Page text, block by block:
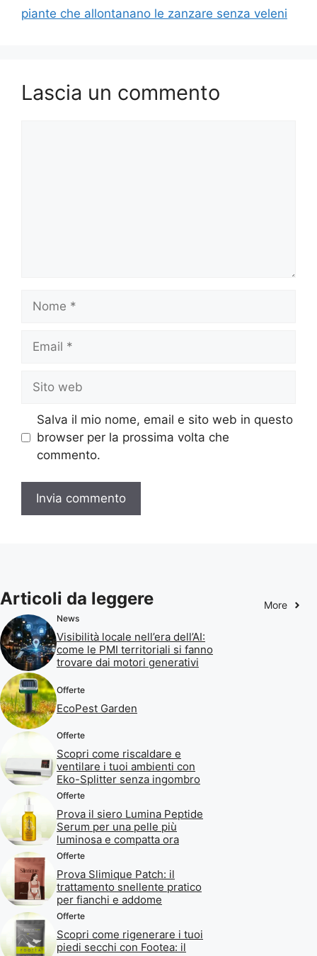
piante che allontanano le zanzare senza veleni
Lascia un commento
web
Salva il mio nome, email e sito web in questo
browser per la prossima volta che
commento.
Articoli da leggere More
News
Visibilità locale nell’era dell’AI:
come le PMI territoriali si fanno
trovare dai motori generativi
Offerte
EcoPest Garden
Offerte
Scopri come riscaldare e
ventilare i tuoi ambienti con
Eko-Splitter senza ingombro
Offerte
Prova il siero Lumina Peptide
Serum per una pelle più
luminosa e compatta ora
Offerte
Prova Slimique Patch: il
trattamento snellente pratico
per fianchi e addome
Offerte
Scopri come rigenerare i tuoi
piedi secchi con Footea: il